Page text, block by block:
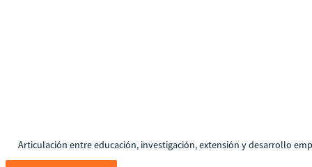
Articulación entre educación, investigación, extensión y desarrollo